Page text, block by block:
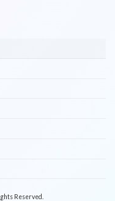
Reserved.